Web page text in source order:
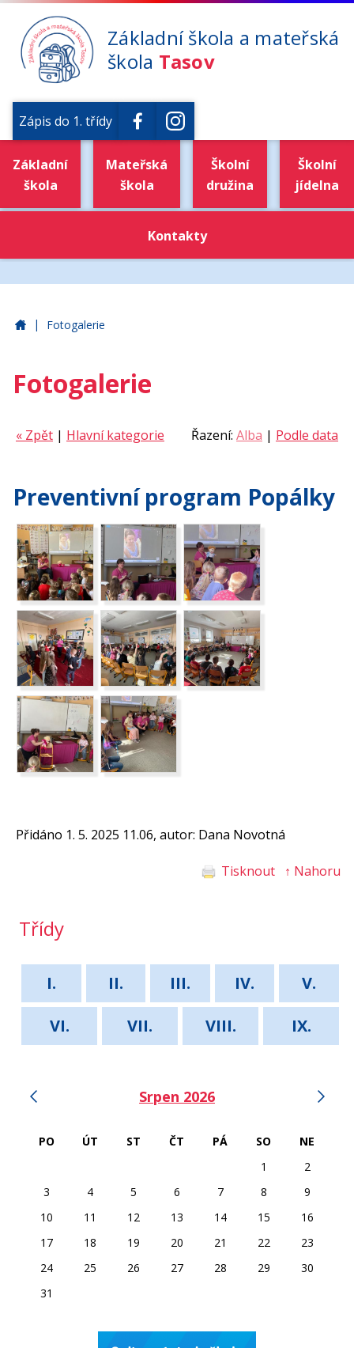
Základní škola a mateřská
škola Tasov
Zápis do 1. třídy
Základní
škola
Mateřská
škola
Školní
družina
Školní
jídelna
Kontakty
Základní škola a mateřská škola Tasov
| Fotogalerie
Fotogalerie
Řazení: Alba | Podle data
« Zpět | Hlavní kategorie
Preventivní program Popálky
Přidáno 1. 5. 2025 11.06, autor: Dana Novotná
Tisknout ↑ Nahoru
Třídy
I. II. III. IV.
V.
VI.
VII. VIII. IX.
Srpen 2026
PO ÚT ST ČT PÁ SO
NE
1
2
3
4 5 6 7 8
9
10
11 12 13 14 15
16
17
18 19 20 21 22
23
24
25 26 27 28 29
30
31